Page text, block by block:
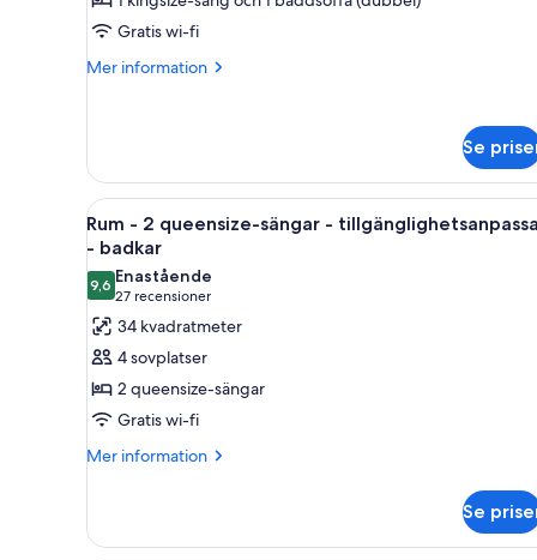
1
sovrum
Gratis wi-fi
Mer information
Mer
1
sovrum
Se
Öppna
alla
foton
för
Rum
-
2
queensize-
sängar
-
badkar
Ett hotellrum med två
5
Rum - 2 queensize-sängar -
- badkar
9,69,6 av 10
Enastående
27 recensioner
(27 recensioner)
34 kvadratmeter
4 sovplatser
2 queensize-sängar
Gratis wi-fi
Mer information
Mer
-
Se